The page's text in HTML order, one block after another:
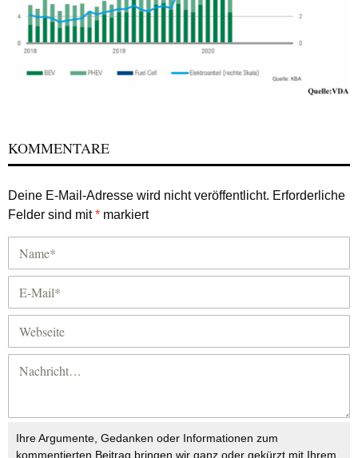
KOMMENTARE
Deine E-Mail-Adresse wird nicht veröffentlicht. Erforderliche
Felder sind mit* markiert
Ihre Argumente, Gedanken oder Informationen zum
kommentierten Beitrag bringen wir ganz oder gekürzt mit Ihrem